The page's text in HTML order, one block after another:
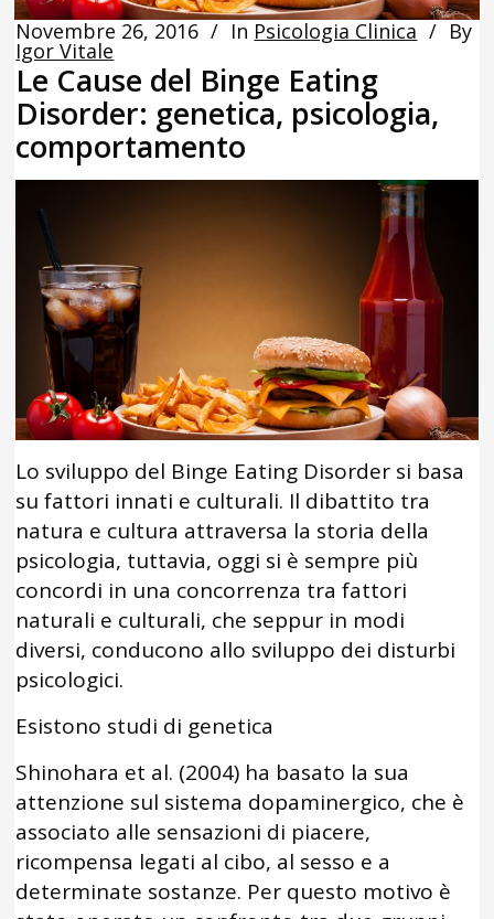
Novembre 26, 2016 In Psicologia Clinica By
Igor Vitale
Le Cause del Binge Eating
Disorder: genetica, psicologia,
comportamento
Lo sviluppo del Binge Eating Disorder si basa
su fattori innati e culturali. Il dibattito tra
natura e cultura attraversa la storia della
psicologia, tuttavia, oggi si è sempre più
concordi in una concorrenza tra fattori
naturali e culturali, che seppur in modi
diversi, conducono allo sviluppo dei disturbi
psicologici.
Esistono studi di genetica
Shinohara et al. (2004) ha basato la sua
attenzione sul sistema dopaminergico, che è
associato alle sensazioni di piacere,
ricompensa legati al cibo, al sesso e a
determinate sostanze. Per questo motivo è